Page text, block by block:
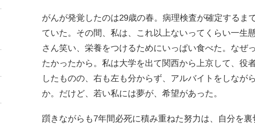
がんが発覚したのは29歳の春。病理検査が確定するま
ていた。その間、私は、これ以上ないってくらい一生
さん笑い、栄養をつけるためにいっぱい食べた。なぜ
たかったから。私は大学を出て関西から上京して、役
したものの、右も左も分からず、アルバイトをしなが
か。だけど、若い私には夢が、希望があった。
躓きながらも7年間必死に積み重ねた努力は、自分を